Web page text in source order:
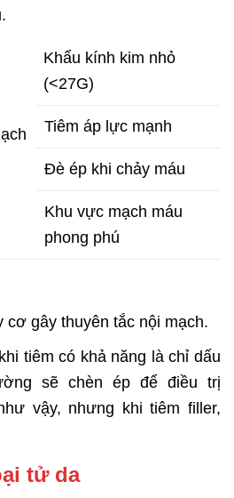
Khẩu kính kim nhỏ
(<27G)
Tiêm áp lực mạnh
Đè ép khi chảy máu
Khu vực mạch máu
phong phú
cơ gây thuyên tắc nội mạch.
tiêm có khả năng là chỉ dấu
sẽ chèn ép để điều trị
vậy, nhưng khi tiêm filler,
tử da